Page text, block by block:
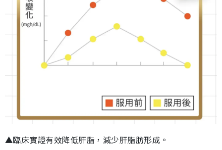
▲臨床實證有效降低肝脂，減少肝脂肪形成。